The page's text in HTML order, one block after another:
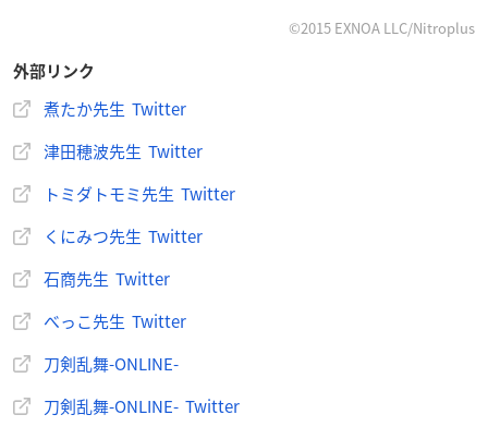
©2015 EXNOA LLC/Nitroplus
外部リンク
煮たか先生 Twitter
津田穂波先生 Twitter
トミダトモミ先生 Twitter
くにみつ先生 Twitter
石商先生 Twitter
べっこ先生 Twitter
刀剣乱舞-ONLINE-
刀剣乱舞-ONLINE- Twitter